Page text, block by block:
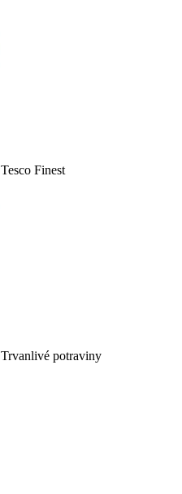
Tesco Finest
Trvanlivé potraviny